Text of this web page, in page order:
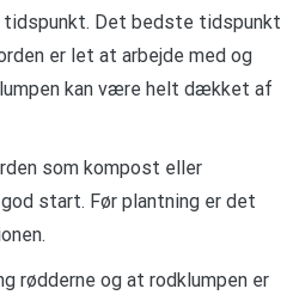
Det bedste tidspunkt
er let at arbejde med og
kan være helt dækket af
som kompost eller
start. Før plantning er det
rødderne og at rodklumpen er